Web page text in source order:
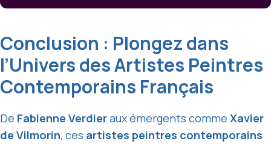
Conclusion : Plongez dans
l’Univers des Artistes Peintres
Contemporains Français
De Fabienne Verdieraux émergents comme Xavier
de Vilmorin, ces artistes peintres contemporains